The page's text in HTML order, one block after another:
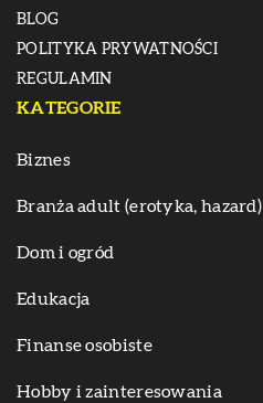
BLOG
POLITYKA PRYWATNOŚCI
REGULAMIN
KATEGORIE
Biznes
Branża adult (erotyka, hazard)
Dom i ogród
Edukacja
Finanse osobiste
Hobby i zainteresowania